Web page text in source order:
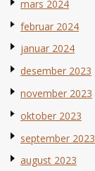
mars 2024
februar 2024
januar 2024
desember 2023
november 2023
oktober 2023
september 2023
august 2023